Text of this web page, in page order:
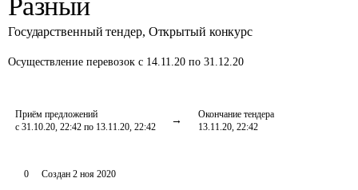
Разный
Государственный тендер, Открытый конкурс
Осуществление перевозок с 14.11.20 по 31.12.20
Приём предложений
с 31.10.20, 22:42 по 13.11.20, 22:42
Окончание тендера
13.11.20, 22:42
0 Создан 2 ноя 2020